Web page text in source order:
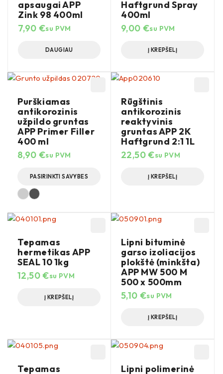
apsaugai APP
Zink 98 400ml
7,90 €su PVM
DAUGIAU
Haftgrund Spray
400ml
9,00 €su PVM
Į KREPŠELĮ
Purškiamas
antikorozinis
užpildo gruntas
APP Primer Filler
400 ml
8,90 €su PVM
PASIRINKTI SAVYBES
Rūgštinis
antikorozinis
reaktyvinis
gruntas APP 2K
Haftgrund 2:1 1L
22,50€su PVM
Į KREPŠELĮ
Tepamas
hermetikas APP
SEAL 10 1kg
12,50€su PVM
Į KREPŠELĮ
Lipni bituminė
garso izoliacijos
plokštė (minkšta)
APP MW 500 M
500 x 500mm
5,10 €su PVM
Į KREPŠELĮ
Tepamas
Lipni polimerinė